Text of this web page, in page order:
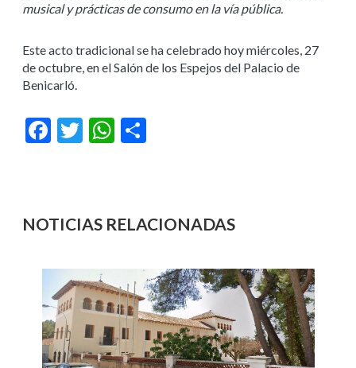
musical y prácticas de consumo en la vía pública.
Este acto tradicional se ha celebrado hoy miércoles, 27
de octubre, en el Salón de los Espejos del Palacio de
Benicarló.
Facebook
Twitter WhatsApp
NOTICIAS RELACIONADAS